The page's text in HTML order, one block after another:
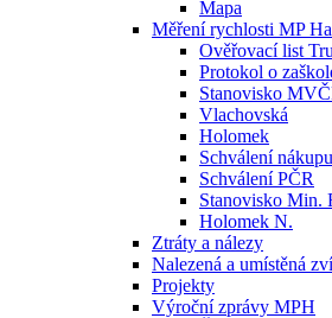
Mapa
Měření rychlosti MP
Ověřovací list
Protokol o
Stanovisko
Vlachovská
Holomek
Schválení
Schválení PČR
Stanovisko Min.
Holomek N.
Ztráty a nálezy
Nalezená a umístěná
Projekty
Výroční zprávy MPH